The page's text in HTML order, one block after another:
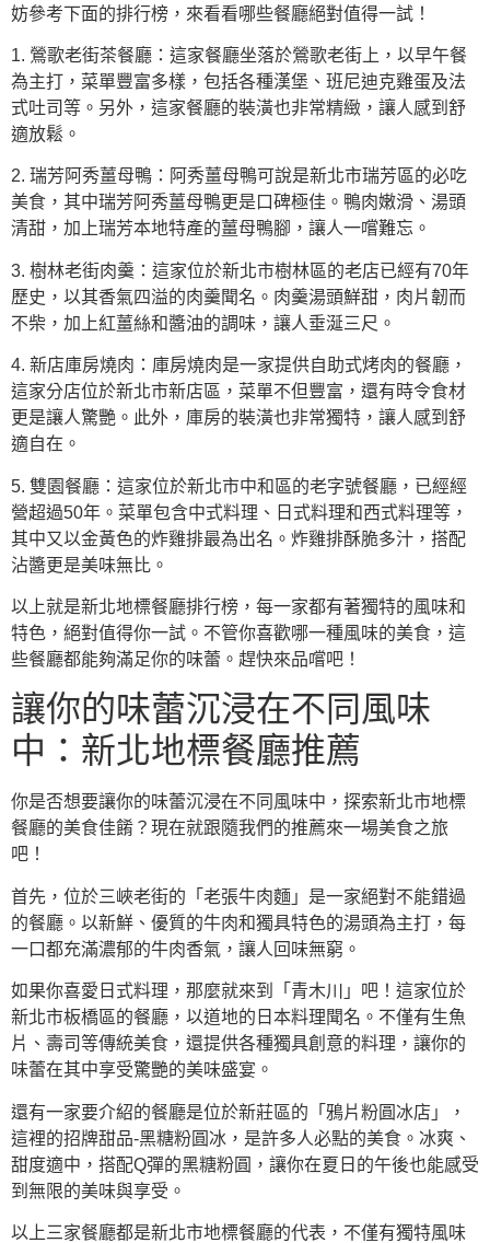
妨參考下面的排行榜，來看看哪些餐廳絕對值得一試！
1. 鶯歌老街茶餐廳：這家餐廳坐落於鶯歌老街上，以早午餐
為主打，菜單豐富多樣，包括各種漢堡、班尼迪克雞蛋及法
式吐司等。另外，這家餐廳的裝潢也非常精緻，讓人感到舒
適放鬆。
2. 瑞芳阿秀薑母鴨：阿秀薑母鴨可說是新北市瑞芳區的必吃
美食，其中瑞芳阿秀薑母鴨更是口碑極佳。鴨肉嫩滑、湯頭
清甜，加上瑞芳本地特產的薑母鴨腳，讓人一嚐難忘。
3. 樹林老街肉羹：這家位於新北市樹林區的老店已經有70年
歷史，以其香氣四溢的肉羹聞名。肉羹湯頭鮮甜，肉片韌而
不柴，加上紅薑絲和醬油的調味，讓人垂涎三尺。
4. 新店庫房燒肉：庫房燒肉是一家提供自助式烤肉的餐廳，
這家分店位於新北市新店區，菜單不但豐富，還有時令食材
更是讓人驚艷。此外，庫房的裝潢也非常獨特，讓人感到舒
適自在。
5. 雙園餐廳：這家位於新北市中和區的老字號餐廳，已經經
營超過50年。菜單包含中式料理、日式料理和西式料理等，
其中又以金黃色的炸雞排最為出名。炸雞排酥脆多汁，搭配
沾醬更是美味無比。
以上就是新北地標餐廳排行榜，每一家都有著獨特的風味和
特色，絕對值得你一試。不管你喜歡哪一種風味的美食，這
些餐廳都能夠滿足你的味蕾。趕快來品嚐吧！
讓你的味蕾沉浸在不同風味
中：新北地標餐廳推薦
你是否想要讓你的味蕾沉浸在不同風味中，探索新北市地標
餐廳的美食佳餚？現在就跟隨我們的推薦來一場美食之旅
吧！
首先，位於三峽老街的「老張牛肉麵」是一家絕對不能錯過
的餐廳。以新鮮、優質的牛肉和獨具特色的湯頭為主打，每
一口都充滿濃郁的牛肉香氣，讓人回味無窮。
如果你喜愛日式料理，那麼就來到「青木川」吧！這家位於
新北市板橋區的餐廳，以道地的日本料理聞名。不僅有生魚
片、壽司等傳統美食，還提供各種獨具創意的料理，讓你的
味蕾在其中享受驚艷的美味盛宴。
還有一家要介紹的餐廳是位於新莊區的「鴉片粉圓冰店」，
這裡的招牌甜品-黑糖粉圓冰，是許多人必點的美食。冰爽、
甜度適中，搭配Q彈的黑糖粉圓，讓你在夏日的午後也能感受
到無限的美味與享受。
以上三家餐廳都是新北市地標餐廳的代表，不僅有獨特風味